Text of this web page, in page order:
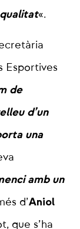
«.
Esportives
de
d’un
una
amb un
d’Aniol
que s’ha